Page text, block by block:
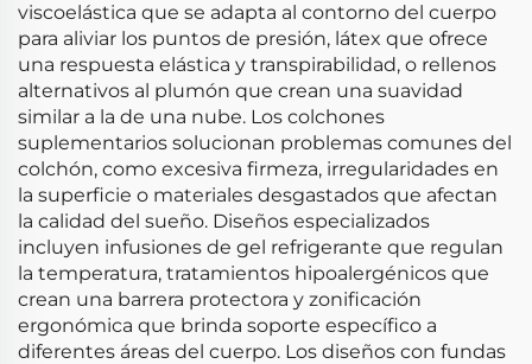
viscoelástica que se adapta al contorno del cuerpo
para aliviar los puntos de presión, látex que ofrece
una respuesta elástica y transpirabilidad, o rellenos
alternativos al plumón que crean una suavidad
similar a la de una nube. Los colchones
suplementarios solucionan problemas comunes del
colchón, como excesiva firmeza, irregularidades en
la superficie o materiales desgastados que afectan
la calidad del sueño. Diseños especializados
incluyen infusiones de gel refrigerante que regulan
la temperatura, tratamientos hipoalergénicos que
crean una barrera protectora y zonificación
ergonómica que brinda soporte específico a
diferentes áreas del cuerpo. Los diseños con fundas